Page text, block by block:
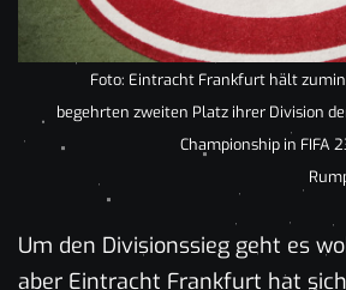
Foto: Eintracht Frankfurt hält
begehrten zweiten Platz ihrer Division
Championship in FIFA
Um den Divisionssieg geht es
aber Eintracht Frankfurt hat